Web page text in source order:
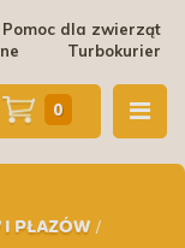
Pomoc dla zwierząt
Turbokurier
I PŁAZÓW /
0